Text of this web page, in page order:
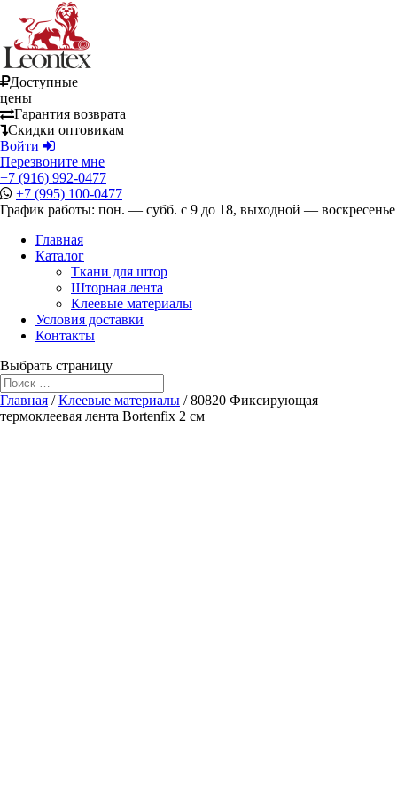
Доступные
цены
Гарантия возврата
Скидки оптовикам
Войти
Перезвоните мне
+7 (916) 992-0477
+7 (995) 100-0477
График работы: пон. — субб. с 9 до 18, выходной — воскресенье
Главная
Каталог
Ткани для штор
Шторная лента
Клеевые материалы
Условия доставки
Контакты
Выбрать страницу
Главная /Клеевые материалы / 80820 Фиксирующая
термоклеевая лента Bortenfix 2 см